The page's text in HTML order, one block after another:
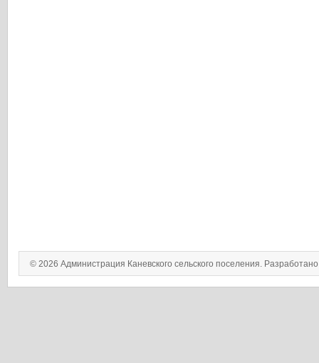
© 2026 Администрация Каневского сельского поселения.